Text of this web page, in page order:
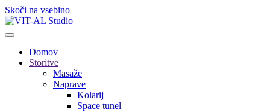
Skoči na vsebino
Domov
Storitve
Masaže
Naprave
Kolarij
Space tunel